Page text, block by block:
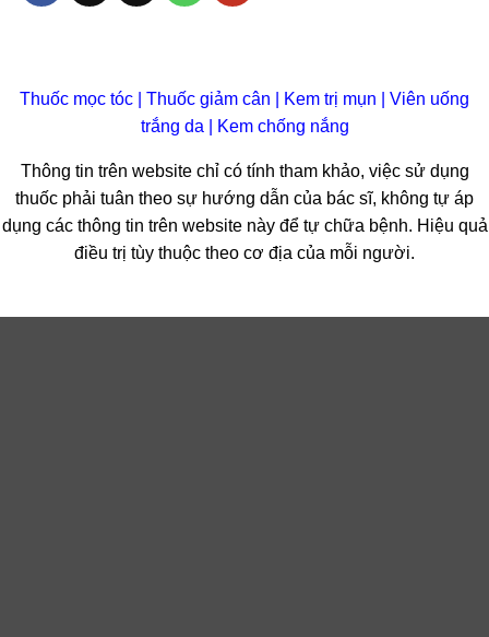
Thuốc mọc tóc Thuốc giảm cân Kem trị mụn
Viên uống
trắng da
Kem chống nắng
Thông tin trên website chỉ có tính tham khảo, việc sử dụng
thuốc phải tuân theo sự hướng dẫn của bác sĩ, không tự áp
dụng các thông tin trên website này để tự chữa bệnh. Hiệu quả
điều trị tùy thuộc theo cơ địa của mỗi người.